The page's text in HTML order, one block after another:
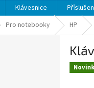
Klávesnice
Pro notebooky HP